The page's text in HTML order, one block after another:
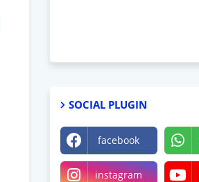
SOCIAL PLUGIN
facebook
instagram